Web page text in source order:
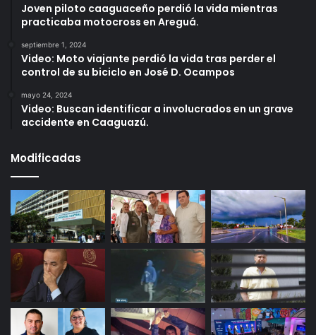
Joven piloto caaguaceño perdió la vida mientras
practicaba motocross en Areguá.
septiembre 1, 2024
Video: Moto viajante perdió la vida tras perder el
control de su biciclo en José D. Ocampos
mayo 24, 2024
Video: Buscan identificar a involucrados en un grave
accidente en Caaguazú.
Modificadas